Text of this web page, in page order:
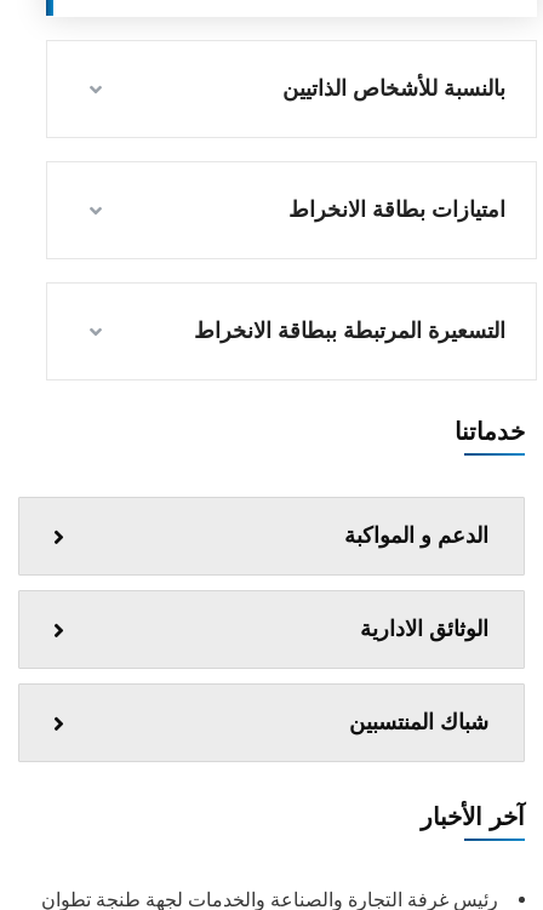
بالنسبة للأشخاص الذاتيين
امتيازات بطاقة الانخراط
التسعيرة المرتبطة ببطاقة الانخراط
خدماتنا
الدعم و المواكبة
الوثائق الادارية
شباك المنتسبين
آخر الأخبار
رئيس غرفة التجارة والصناعة والخدمات لجهة طنجة تطوان